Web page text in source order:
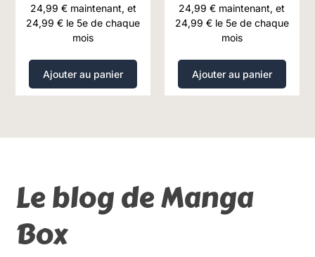
24,99 € maintenant, et
24,99€ le 5e de chaque
mois
Ajouter au panier
24,99€ maintenant, et
24,99 € le 5e de chaque
mois
Ajouter au panier
Le blog de Manga
Box